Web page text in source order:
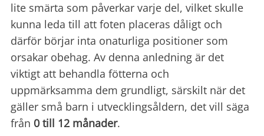
lite smärta som påverkar varje del, vilket skulle
kunna leda till att foten placeras dåligt och
därför börjar inta onaturliga positioner som
orsakar obehag. Av denna anledning är det
viktigt att behandla fötterna och
uppmärksamma dem grundligt, särskilt när det
gäller små barn i utvecklingsåldern, det vill säga
från 0 till 12 månader.